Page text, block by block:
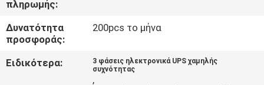
ΜΙΑ
ΠΡΟΣΦΟΡΆ
πληρωμής:
Δυνατότητα
προσφοράς:
200pcs το μήνα
Ειδικότερα:
3 φάσεις ηλεκτρονικά UPS χαμηλής
συχνότητας
,